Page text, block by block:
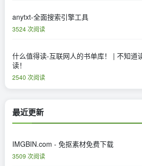
anytxt-全面搜索引擎工具
3524 次阅读
什么值得读-互联网人的书单库！ | 不知道
读！
2540 次阅读
最近更新
IMGBIN.com - 免抠素材免费下载
3509 次阅读